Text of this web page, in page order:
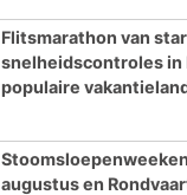
Flitsmarathon van
snelheidscontroles in
populaire
augustus en